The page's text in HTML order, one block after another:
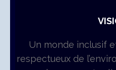
Un monde inclusif
respectueux de